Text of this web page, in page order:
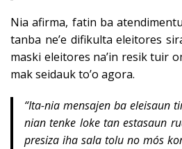
Nia afirma, fatin ba
tanba ne’e difikulta eleitores
maski eleitores na’in resik tuir
mak seidauk to’o agora.
“Ita-nia mensajen ba eleisaun
nian tenke loke tan estasaun
presiza iha sala tolu no mós